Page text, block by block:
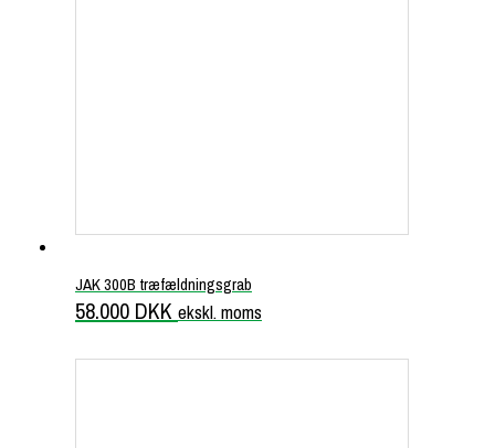
JAK 300B træfældningsgrab
58.000 DKK ekskl. moms